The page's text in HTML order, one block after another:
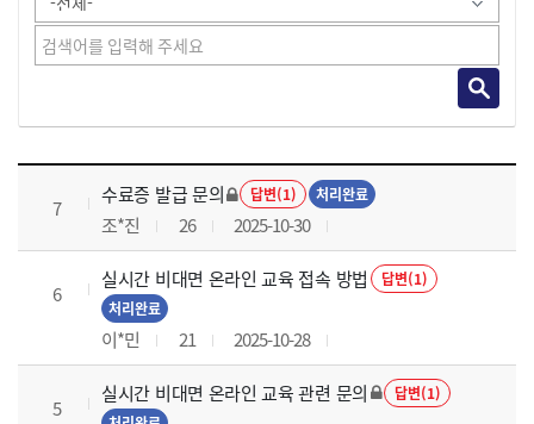
국가회계의 활용 과정 목록 으로 번호, 제목, 작성자, 조회수, 등록 일로 나열 되고 있습니다.
7
수료증 발급 문의 답변(1) 처리완료
조*진 26 2025-10-30
6
실시간 비대면 온라인 교육 접속 방법
답변(1)
처리완료
이*민 21 2025-10-28
5
실시간 비대면 온라인 교육 관련 문의
답변(1)